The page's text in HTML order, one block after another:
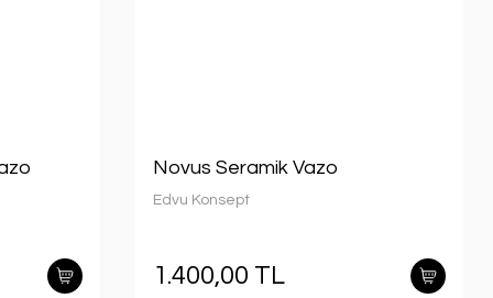
Novus Seramik Vazo
Edvu Konsept
1.400,00 TL